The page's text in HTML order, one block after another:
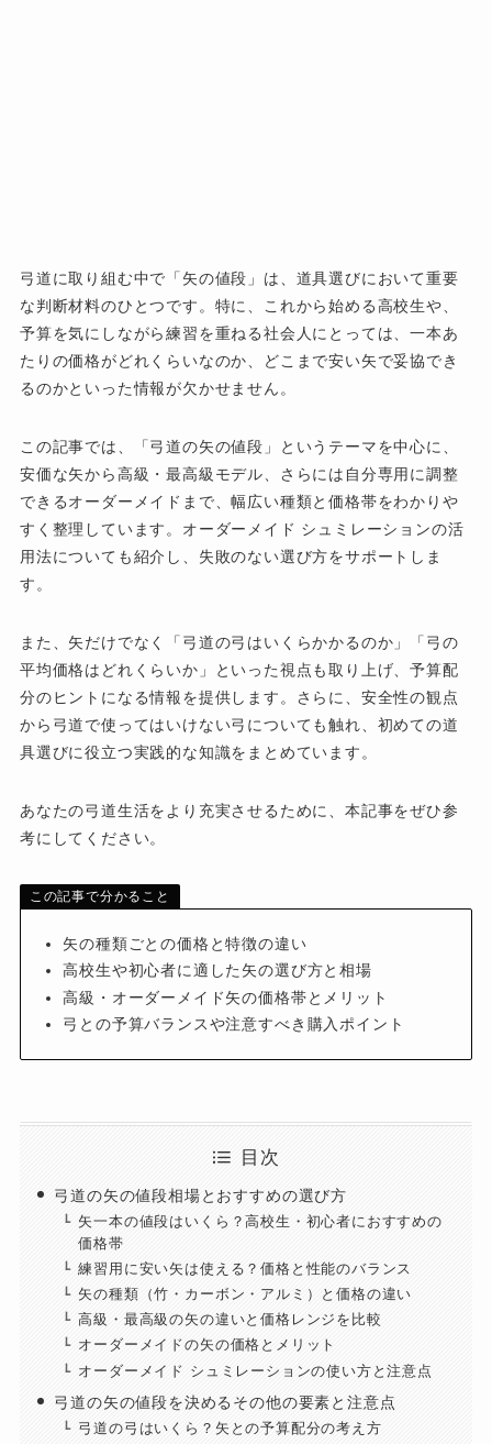
弓道に取り組む中で「矢の値段」は、道具選びにおいて重要
な判断材料のひとつです。特に、これから始める高校生や、
予算を気にしながら練習を重ねる社会人にとっては、一本あ
たりの価格がどれくらいなのか、どこまで安い矢で妥協でき
るのかといった情報が欠かせません。
この記事では、「弓道の矢の値段」というテーマを中心に、
安価な矢から高級・最高級モデル、さらには自分専用に調整
できるオーダーメイドまで、幅広い種類と価格帯をわかりや
すく整理しています。オーダーメイド シュミレーションの活
用法についても紹介し、失敗のない選び方をサポートしま
す。
また、矢だけでなく「弓道の弓はいくらかかるのか」「弓の
平均価格はどれくらいか」といった視点も取り上げ、予算配
分のヒントになる情報を提供します。さらに、安全性の観点
から弓道で使ってはいけない弓についても触れ、初めての道
具選びに役立つ実践的な知識をまとめています。
あなたの弓道生活をより充実させるために、本記事をぜひ参
考にしてください。
この記事で分かること
矢の種類ごとの価格と特徴の違い
高校生や初心者に適した矢の選び方と相場
高級・オーダーメイド矢の価格帯とメリット
弓との予算バランスや注意すべき購入ポイント
目次
弓道の矢の値段相場とおすすめの選び方
矢一本の値段はいくら？高校生・初心者におすすめの
価格帯
練習用に安い矢は使える？価格と性能のバランス
矢の種類（竹・カーボン・アルミ）と価格の違い
高級・最高級の矢の違いと価格レンジを比較
オーダーメイドの矢の価格とメリット
オーダーメイド シュミレーションの使い方と注意点
弓道の矢の値段を決めるその他の要素と注意点
弓道の弓はいくら？矢との予算配分の考え方